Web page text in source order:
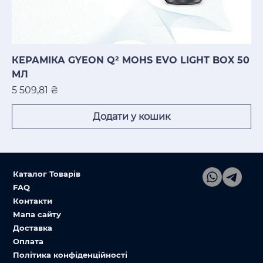
КЕРАМІКА GYEON Q² MOHS EVO LIGHT BOX 50
МЛ
Ціна
5 509,81 ₴
Додати у кошик
Каталог Товарів
FAQ
Контакти
Мапа сайту
Доставка
Оплата
Політика конфіденційності